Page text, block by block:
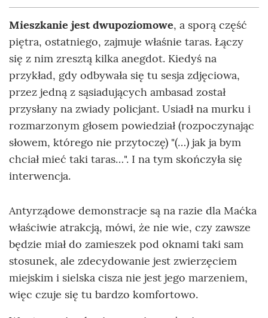
Mieszkanie jest dwupoziomowe, a sporą część
piętra, ostatniego, zajmuje właśnie taras. Łączy
się z nim zresztą kilka anegdot. Kiedyś na
przykład, gdy odbywała się tu sesja zdjęciowa,
przez jedną z sąsiadujących ambasad został
przysłany na zwiady policjant. Usiadł na murku i
rozmarzonym głosem powiedział (rozpoczynając
słowem, którego nie przytoczę) "(…) jak ja bym
chciał mieć taki taras…". I na tym skończyła się
interwencja.
Antyrządowe demonstracje są na razie dla Maćka
właściwie atrakcją, mówi, że nie wie, czy zawsze
będzie miał do zamieszek pod oknami taki sam
stosunek, ale zdecydowanie jest zwierzęciem
miejskim i sielska cisza nie jest jego marzeniem,
więc czuje się tu bardzo komfortowo.